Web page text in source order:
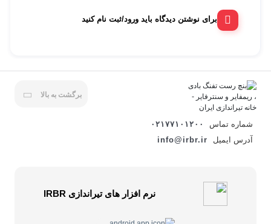
برای نوشتن دیدگاه باید ورود/ثبت نام کنید
برگشت به بالا
شماره تماس
۰۲۱۷۷۱۰۱۲۰۰
آدرس ایمیل
info@irbr.ir
نرم افزار های تیراندازی IRBR